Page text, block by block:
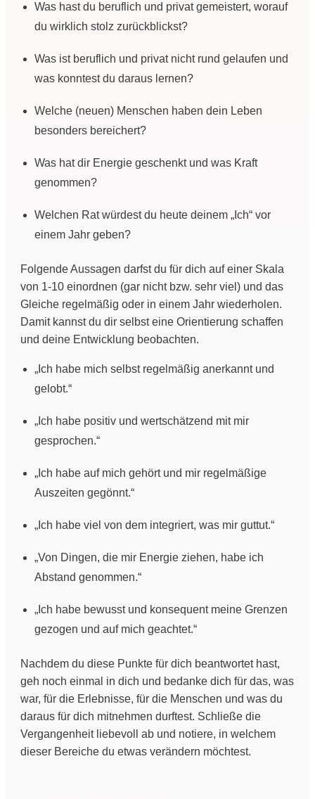
Was hast du beruflich und privat gemeistert, worauf
du wirklich stolz zurückblickst?
Was ist beruflich und privat nicht rund gelaufen und
was konntest du daraus lernen?
Welche (neuen) Menschen haben dein Leben
besonders bereichert?
Was hat dir Energie geschenkt und was Kraft
genommen?
Welchen Rat würdest du heute deinem „Ich“ vor
einem Jahr geben?
Folgende Aussagen darfst du für dich auf einer Skala
von 1-10 einordnen (gar nicht bzw. sehr viel) und das
Gleiche regelmäßig oder in einem Jahr wiederholen.
Damit kannst du dir selbst eine Orientierung schaffen
und deine Entwicklung beobachten.
„Ich habe mich selbst regelmäßig anerkannt und
gelobt.“
„Ich habe positiv und wertschätzend mit mir
gesprochen.“
„Ich habe auf mich gehört und mir regelmäßige
Auszeiten gegönnt.“
„Ich habe viel von dem integriert, was mir guttut.“
„Von Dingen, die mir Energie ziehen, habe ich
Abstand genommen.“
„Ich habe bewusst und konsequent meine Grenzen
gezogen und auf mich geachtet.“
Nachdem du diese Punkte für dich beantwortet hast,
geh noch einmal in dich und bedanke dich für das, was
war, für die Erlebnisse, für die Menschen und was du
daraus für dich mitnehmen durftest. Schließe die
Vergangenheit liebevoll ab und notiere, in welchem
dieser Bereiche du etwas verändern möchtest.